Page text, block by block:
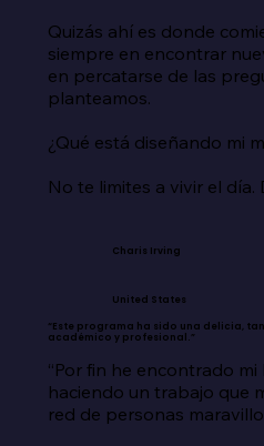
Quizás ahí es donde
siempre en encontrar
en percatarse de las
planteamos.
¿Qué está diseñando mi
No te limites a vivir el día.
Charis Irving
United States
“Este programa ha sido una delicia,
académico y profesional.”
“Por fin he encontrado
haciendo un trabajo que
red de personas